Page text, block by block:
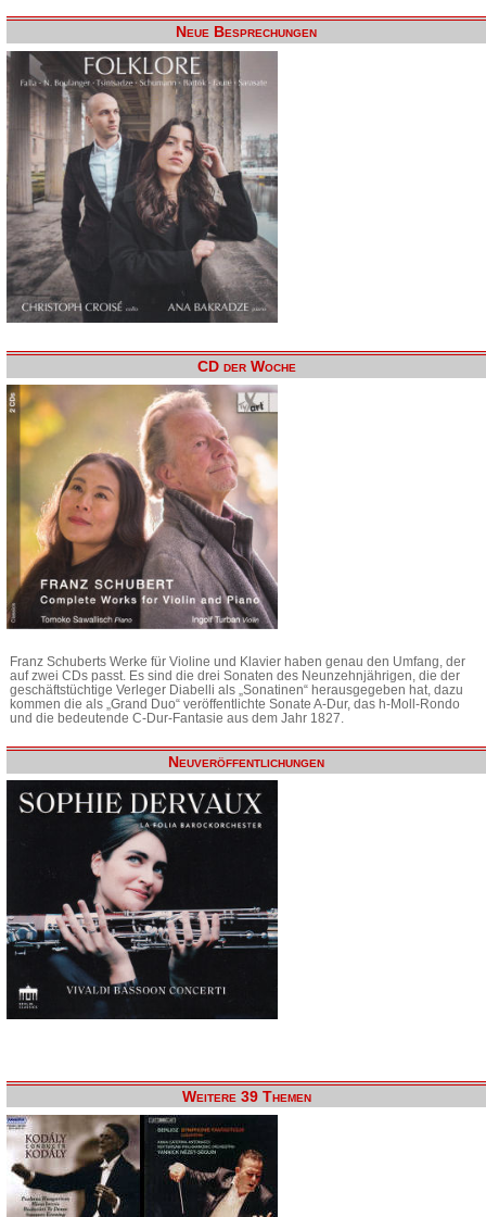
Neue Besprechungen
CD der Woche
Franz Schuberts Werke für Violine und Klavier haben genau den Umfang, der
auf zwei CDs passt. Es sind die drei Sonaten des Neunzehnjährigen, die der
geschäftstüchtige Verleger Diabelli als „Sonatinen“ herausgegeben hat, dazu
kommen die als „Grand Duo“ veröffentlichte Sonate A-Dur, das h-Moll-Rondo
und die bedeutende C-Dur-Fantasie aus dem Jahr 1827.
Neuveröffentlichungen
Weitere 39 Themen